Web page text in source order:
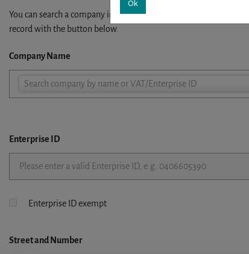
You can search a company in our database by name, VAT or
record with the button below.
Company Name
Search company by name or VAT/Enterprise ID
Company
Enterprise ID
Enterprise ID exempt
Streetand Number
Ok